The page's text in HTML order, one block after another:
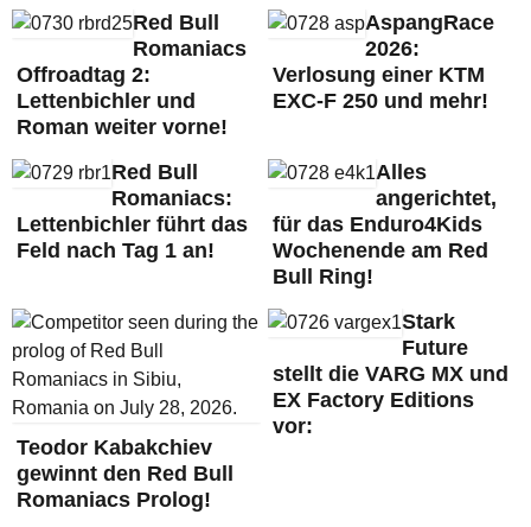
Red Bull
Romaniacs
Offroadtag 2:
Lettenbichler und
Roman weiter vorne!
AspangRace
2026:
Verlosung einer KTM
EXC-F 250 und mehr!
Red Bull
Romaniacs:
Lettenbichler führt das
Feld nach Tag 1 an!
Alles
angerichtet,
für das Enduro4Kids
Wochenende am Red
Bull Ring!
Teodor Kabakchiev
gewinnt den Red Bull
Romaniacs Prolog!
Stark
Future
stellt die VARG MX und
EX Factory Editions
vor: